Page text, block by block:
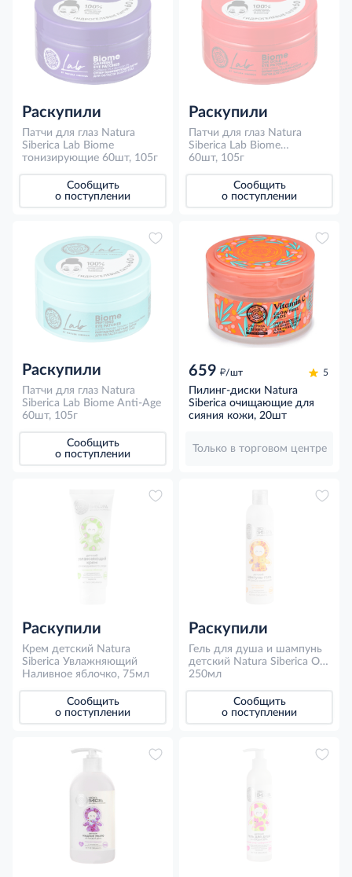
Раскупили
Патчи для глаз Natura
Siberica Lab Biome
тонизирующие 60шт, 105г
Сообщить
о поступлении
Раскупили
Патчи для глаз Natura
Siberica Lab Biome
омолаживающие 60шт,
60шт, 105г
Сообщить
о поступлении
Раскупили
Патчи для глаз Natura
Siberica Lab Biome Anti-Age
60шт, 105г
Сообщить
о поступлении
659 д/шт 5
Пилинг-диски Natura
Siberica очищающие для
сияния кожи, 20шт
Только в торговом центре
Раскупили
Крем детский Natura
Siberica Увлажняющий
Наливное яблочко, 75мл
Сообщить
о поступлении
Раскупили
Гель для душа и шампунь
детский Natura Siberica От
макушки до пяточек
250мл
Сообщить
о поступлении